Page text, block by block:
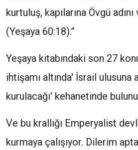
kurtuluş, kapılarına Övgü
(Yeşaya 60:18).”
Yeşaya kitabındaki son 27
ihtişamı altında' İsrail ulusuna
kurulacağı' kehanetinde
Ve bu krallığı Emperyalist
kurmaya çalışıyor. Dilerim